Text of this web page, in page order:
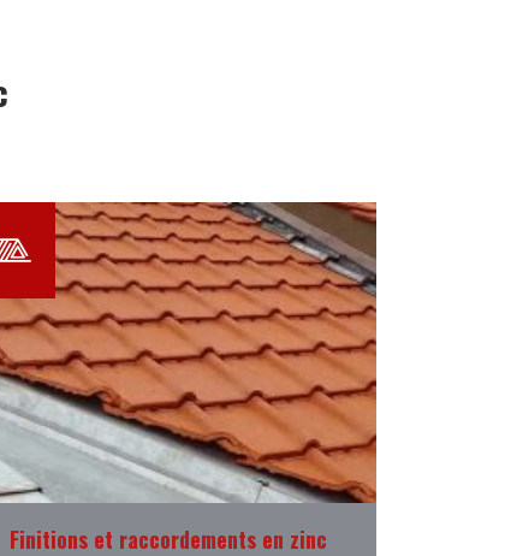
Finitions et raccordements en zinc